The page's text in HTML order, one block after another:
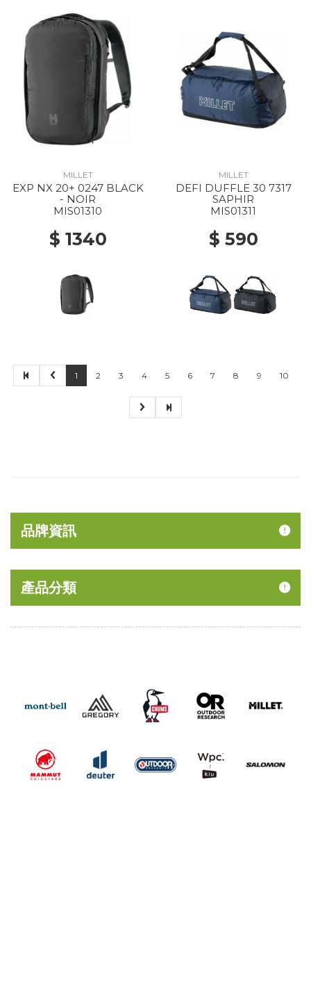
MILLET
EXP NX 20+ 0247 BLACK
- NOIR
MIS01310
$ 1340
MILLET
DEFI DUFFLE 30 7317
SAPHIR
MIS01311
$ 590
1 2 3 4 5 6 7 8 9 10
品牌資訊
產品分類